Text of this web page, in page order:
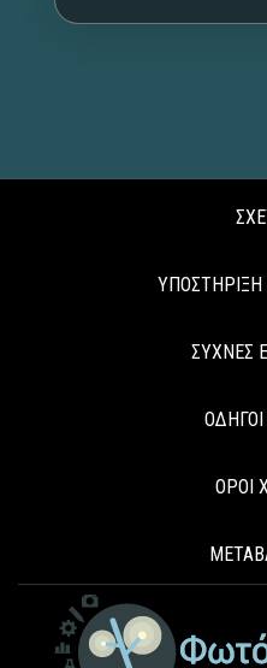
ΥΠΟΣΤΗΡΙΞΗ
ΣΥΧΝΕΣ
ΟΡΟΙ